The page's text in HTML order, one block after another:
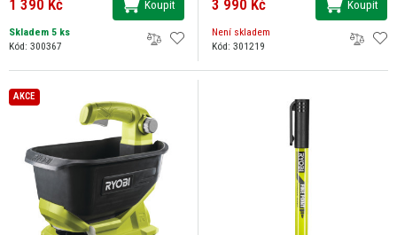
1 390 Kč Koupit
Skladem 5 ks
Kód: 300367
3 990 Kč Koupit
Není skladem
Kód: 301219
AKCE